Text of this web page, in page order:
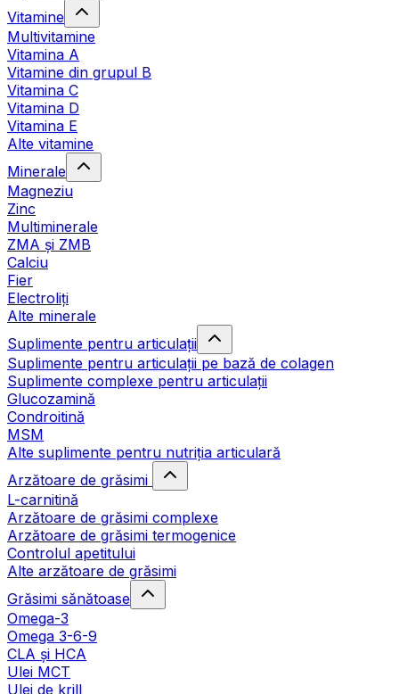
Vitamine
Multivitamine
Vitamina A
Vitamine din grupul B
Vitamina C
Vitamina D
Vitamina E
Alte vitamine
Minerale
Magneziu
Zinc
Multiminerale
ZMA și ZMB
Calciu
Fier
Electroliți
Alte minerale
Suplimente pentru articulații
Suplimente pentru articulații pe bază de colagen
Suplimente complexe pentru articulații
Glucozamină
Condroitină
MSM
Alte suplimente pentru nutriția articulară
Arzătoare de grăsimi
L-carnitină
Arzătoare de grăsimi complexe
Arzătoare de grăsimi termogenice
Controlul apetitului
Alte arzătoare de grăsimi
Grăsimi sănătoase
Omega-3
Omega 3-6-9
CLA şi HCA
Ulei MCT
Ulei de krill